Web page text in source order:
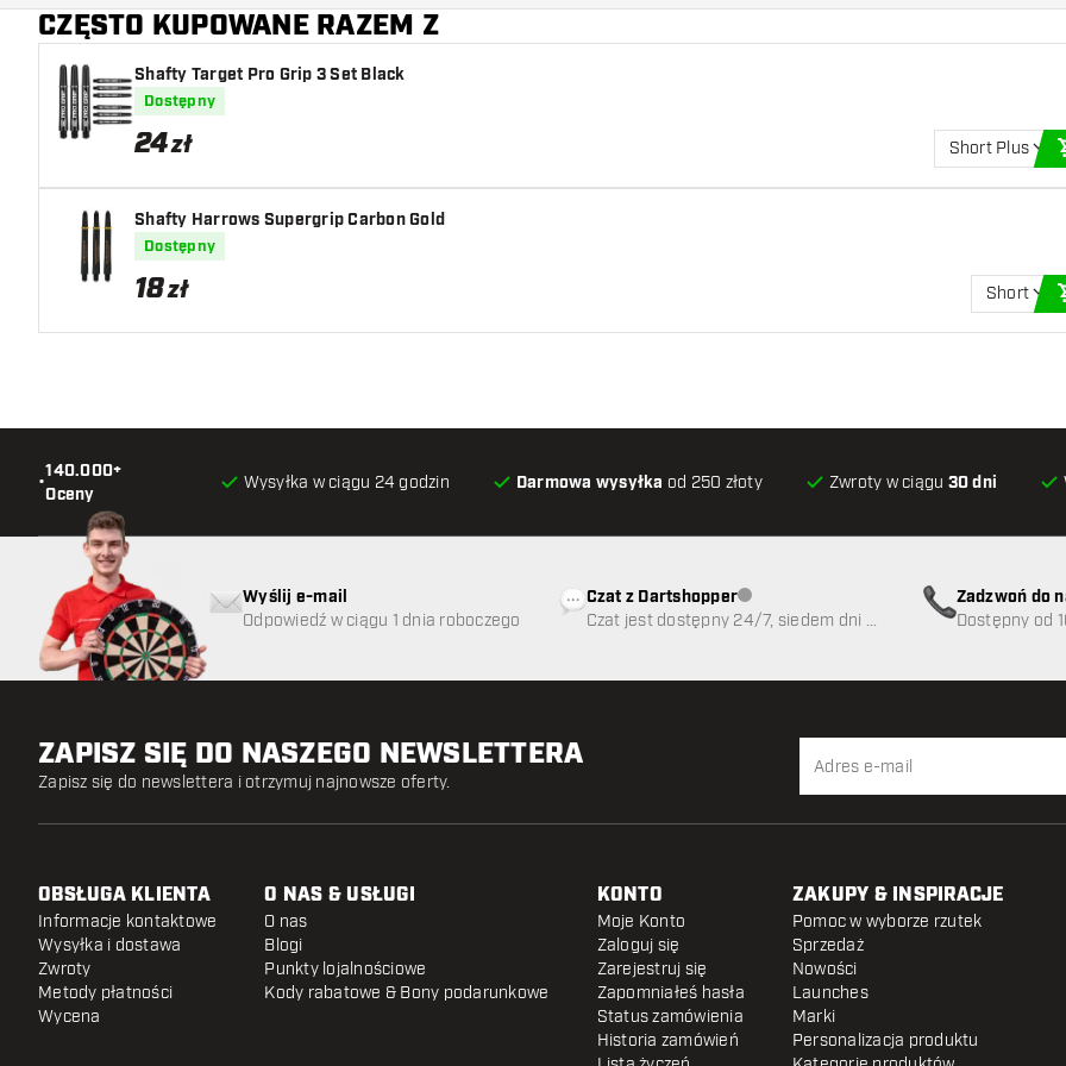
CZĘSTO KUPOWANE RAZEM Z
Shafty Target Pro Grip 3 Set Black
Dostępny
24zł Short Plus
Shafty Harrows Supergrip Carbon Gold
Dostępny
18zł Short
•
140.000+
Oceny
Wysyłka w ciągu 24 godzin Darmowa wysyłka od 250 złoty Zwroty w ciągu 30 dni
Wyślij e-mail
Odpowiedź w ciągu 1 dnia roboczego
Czat z DartshopperObsługa klienta niedostępna
Czat jest dostępny 24/7, siedem dni w
Zadzwoń do
89
Dostępny od
ZAPISZ SIĘ DO NASZEGO NEWSLETTERA
Zapisz się do newslettera i otrzymuj najnowsze oferty.
OBSŁUGA KLIENTA
Informacje kontaktowe
Wysyłka i dostawa
Zwroty
Metody płatności
Wycena
O NAS & USŁUGI
O nas
Blogi
Punkty lojalnościowe
Kody rabatowe & Bony podarunkowe
KONTO
Moje Konto
Zaloguj się
Zarejestruj się
Zapomniałeś hasła
Status zamówienia
Historia zamówień
ZAKUPY & INSPIRACJE
Pomoc w wyborze rzutek
Sprzedaż
Nowości
Launches
Marki
Personalizacja produktu